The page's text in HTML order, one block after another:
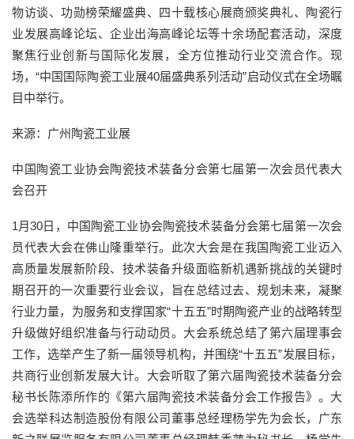
物访谈、功勋榜荣耀盛典、四十载核心展商颁奖典礼、陶瓷行
业发展高峰论坛、企业出海高峰论坛等十余场配套活动，深度
聚焦行业创新与国际化发展，全方位推动行业交流合作。现
场，“中国国际陶瓷工业展40届盛典系列活动”启动仪式在全场瞩
目中举行。
来源：广州陶瓷工业展
中国陶瓷工业协会陶瓷技术装备分会第七届第一次会员代表大
会召开
1月30日，中国陶瓷工业协会陶瓷技术装备分会第七届第一次会
员代表大会在佛山隆重举行。此次大会是在我国陶瓷工业迈入
高质量发展新阶段、技术装备升级面临新机遇新挑战的关键时
期召开的一次重要行业会议，旨在总结过去、规划未来，凝聚
行业力量，为服务和支撑国家“十五五”时期陶瓷产业的战略转型
升级做好组织准备与行动动员。大会系统总结了第六届理事会
工作，选举产生了新一届领导机构，并围绕“十五五”发展目标，
共商行业创新发展大计。大会听取了第六届陶瓷技术装备分会
秘书长陈添所作的《第六届陶瓷技术装备分会工作报告》。大
会选举科达制造股份有限公司董事总经理杨学先为会长，广东